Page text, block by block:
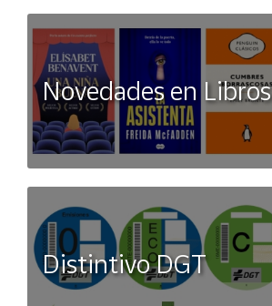
Novedades en Libros
Distintivo DGT